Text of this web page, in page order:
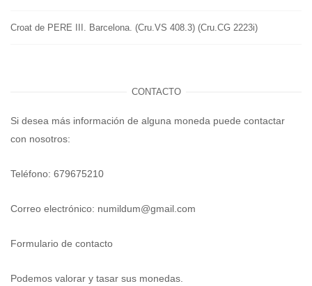
Croat de PERE III. Barcelona. (Cru.VS 408.3) (Cru.CG 2223i)
CONTACTO
Si desea más información de alguna moneda puede contactar
con nosotros:
Teléfono: 679675210
Correo electrónico: numildum@gmail.com
Formulario de contacto
Podemos valorar y tasar sus monedas.